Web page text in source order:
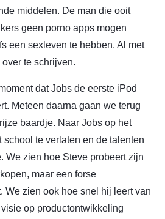
middelen. De man die ooit
geen porno apps mogen
een sexleven te hebben. Al met
te schrijven.
dat Jobs de eerste iPod
Meteen daarna gaan we terug
baardje. Naar Jobs op het
school te verlaten en de talenten
We zien hoe Steve probeert zijn
maar een forse
We zien ook hoe snel hij leert van
op productontwikkeling